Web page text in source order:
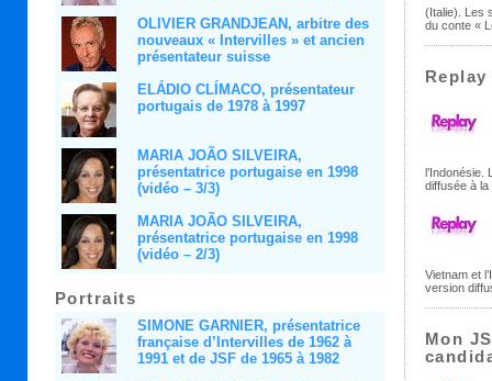
OLIVIER GRANDJEAN, arbitre des
nouveaux « Intervilles » et ancien
présentateur suisse
ELÁDIO CLÍMACO, présentateur
portugais de 1978 à 1997
MARIA JOÃO SILVEIRA,
présentatrice portugaise en 1998
(vidéo – 3/3)
MARIA JOÃO SILVEIRA,
présentatrice portugaise en 1998
(vidéo – 2/3)
Portraits
SIMONE GARNIER, présentatrice
française d’Intervilles de 1962 à
1991 et de JSF de 1965 à 1982
(Italie). Les
du conte «
diffusée à
Vietnam et
version
Mon